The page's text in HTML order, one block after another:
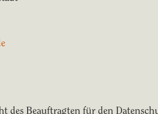
Beauftragten für den